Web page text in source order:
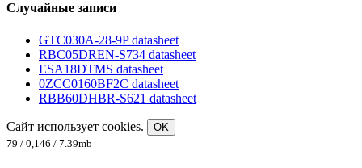
Случайные записи
GTC030A-28-9P datasheet
RBC05DREN-S734 datasheet
ESA18DTMS datasheet
0ZCC0160BF2C datasheet
RBB60DHBR-S621 datasheet
Сайт использует cookies.
OK
79 / 0,146 / 7.39mb